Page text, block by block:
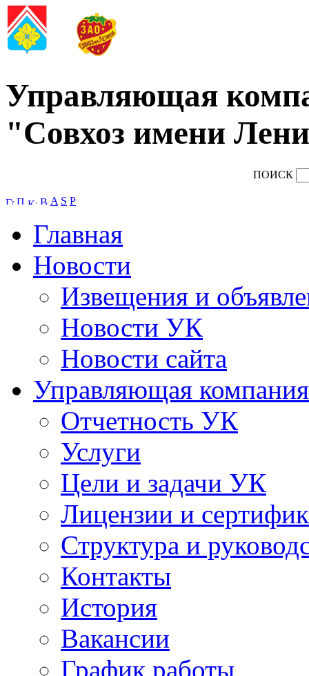
Управляющая
"Совхоз имени
ПОИСК
A S P
Главная
Новости
Извещения и
Новости УК
Новости сайта
Управляющая компания
Отчетность УК
Услуги
Цели и задачи УК
Лицензии и
Структура и
Контакты
История
Вакансии
График работы